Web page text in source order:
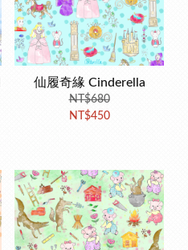
仙履奇緣 Cinderella
NT$680
NT$450